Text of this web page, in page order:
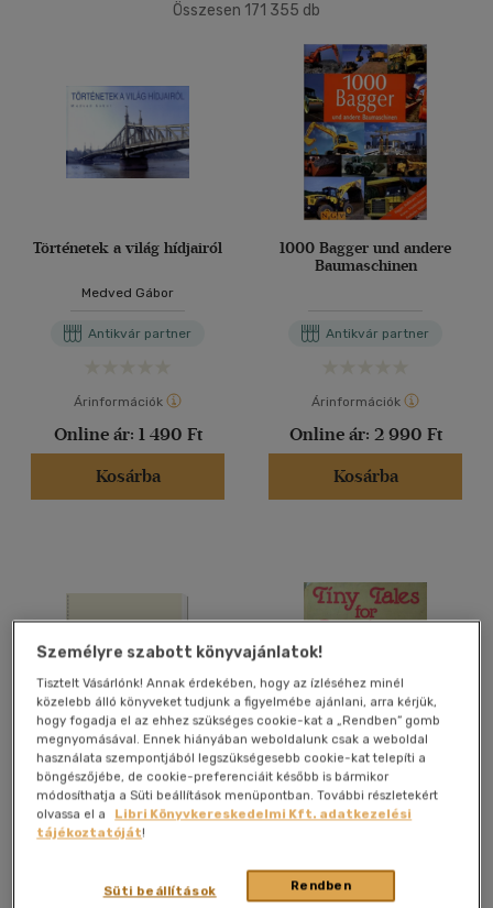
Korosztály szerint
Gyermek (536)
Ifjúsági (83)
6 -10 év(20)
Gyermek és ifjúsági
Felnőtt (636)
Nyelv szerint
Angol-német-francia-
Héber (1)
Holland(145)
Latin(1)
Latin (258)
több nyelv megjelenítése
Vélemény szerint
Összesen 171 355 db
Történetek a világ hídjairól
Medved Gábor
Antikvár partner
Árinformációk
Online ár: 1 490 Ft
Kosárba
1000 Bagger und andere
Baumaschinen
Antikvár partner
Árinformációk
Online ár: 2 990 Ft
Kosárba
Sir Vidia's Shadow
Paul Theroux
Tiny Tales for Bedtime
Antikvár partner
Személyre szabott könyvajánlatok!
Tisztelt Vásárlónk! Annak érdekében, hogy az ízléséhez minél
közelebb álló könyveket tudjunk a figyelmébe ajánlani, arra kérjük,
hogy fogadja el az ehhez szükséges cookie-kat a „Rendben” gomb
megnyomásával. Ennek hiányában weboldalunk csak a weboldal
használata szempontjából legszükségesebb cookie-kat telepíti a
böngészőjébe, de cookie-preferenciáit később is bármikor
módosíthatja a Süti beállítások menüpontban. További részletekért
olvassa el a
Libri Könyvkereskedelmi Kft. adatkezelési
tájékoztatóját!
Rendben
Süti beállítások